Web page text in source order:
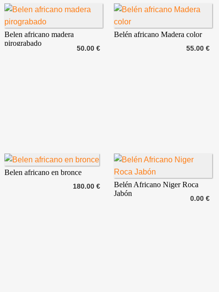
50.00 €
Belen africano madera
pirograbado
55.00 €
Belén africano Madera color
180.00 €
Belen africano en bronce
0.00 €
Belén Africano Niger Roca
Jabón